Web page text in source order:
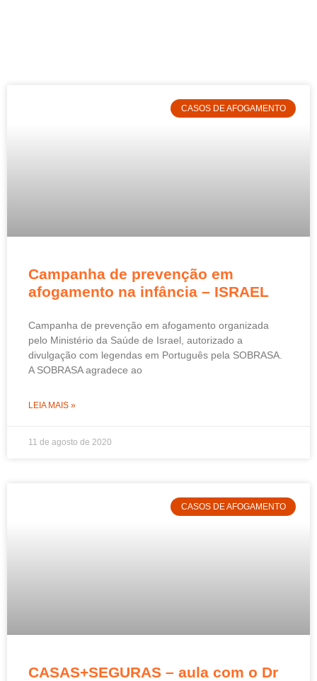
CASOS DE AFOGAMENTO
Campanha de prevenção em
afogamento na infância – ISRAEL
Campanha de prevenção em afogamento organizada
pelo Ministério da Saúde de Israel, autorizado a
divulgação com legendas em Português pela SOBRASA.
A SOBRASA agradece ao
LEIA MAIS »
11 de agosto de 2020
CASOS DE AFOGAMENTO
CASAS+SEGURAS – aula com o Dr